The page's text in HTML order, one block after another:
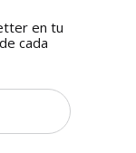
en tu
cada